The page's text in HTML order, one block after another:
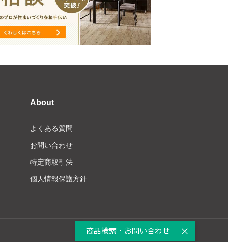
About
よくある質問
お問い合わせ
特定商取引法
個人情報保護方針
商品検索・お問い合わせ